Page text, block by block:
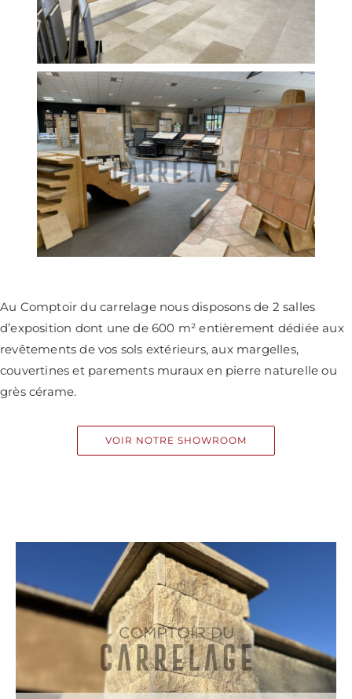
Au Comptoir du carrelage nous disposons de 2 salles
d’exposition dont une de 600 m²entièrement dédiée aux
revêtements de vos sols extérieurs, aux margelles,
couvertines et parements muraux en pierre naturelle ou
grès cérame.
VOIR NOTRE SHOWROOM